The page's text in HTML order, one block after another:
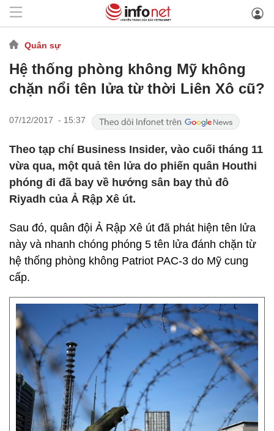
Quân sự
Hệ thống phòng không Mỹ không
chặn nổi tên lửa từ thời Liên Xô cũ?
07/12/2017 - 15:37
Theo tạp chí Business Insider, vào cuối tháng 11
vừa qua, một quả tên lửa do phiến quân Houthi
phóng đi đã bay về hướng sân bay thủ đô
Riyadh của Ả Rập Xê út.
Sau đó, quân đội Ả Rập Xê út đã phát hiện tên lửa
này và nhanh chóng phóng 5 tên lửa đánh chặn từ
hệ thống phòng không Patriot PAC-3 do Mỹ cung
cấp.